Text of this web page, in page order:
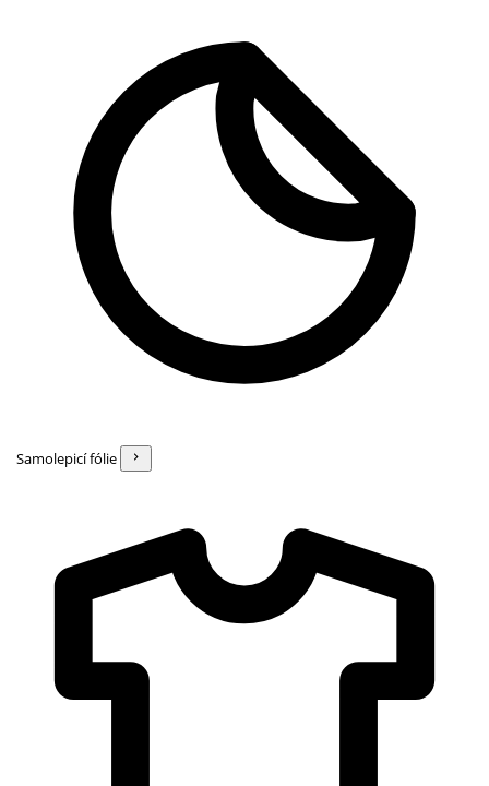
Samolepicí fólie